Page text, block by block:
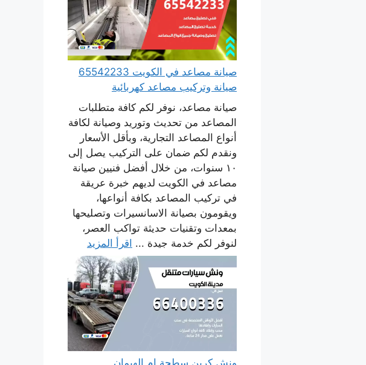
صيانة مصاعد في الكويت 65542233
صيانة وتركيب مصاعد كهربائية
صيانة مصاعد، نوفر لكم كافة متطلبات
المصاعد من تحديث وتوريد وصيانة لكافة
أنواع المصاعد التجارية، وبأقل الأسعار
ونقدم لكم ضمان على التركيب يصل إلى
١٠ سنوات، من خلال أفضل فنيين صيانة
مصاعد في الكويت لديهم خبرة عريقة
في تركيب المصاعد بكافة أنواعها،
ويقومون بصيانة الاسانسيرات وتصليحها
بمعدات وتقنيات حديثة تواكب العصر،
لنوفر لكم خدمة جيدة ... اقرأ المزيد
ونش كرين سطحة ام الهيمان